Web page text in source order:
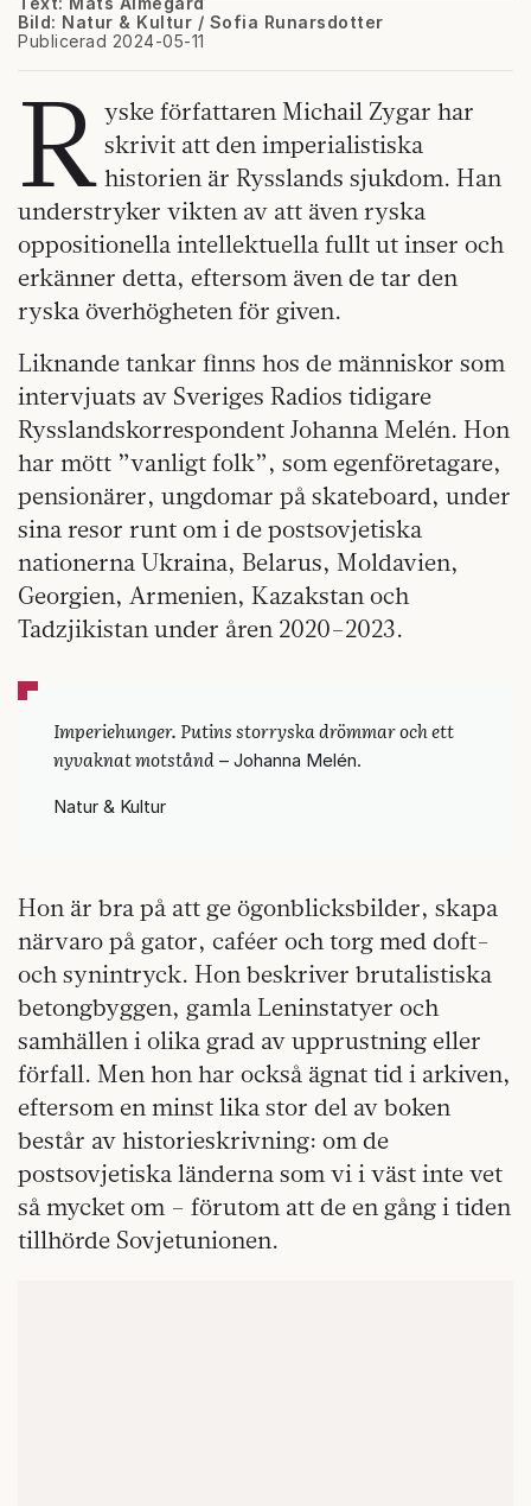
Publicerad 2024-05-11
Bild: Natur & Kultur / Sofia Runarsdotter
R yske författaren Michail Zygar har
skrivit att den imperialistiska
historien är Rysslands sjukdom. Han
understryker vikten av att även ryska
oppositionella intellektuella fullt ut inser och
erkänner detta, eftersom även de tar den
ryska överhögheten för given.
Liknande tankar finns hos de människor som
intervjuats av Sveriges Radios tidigare
Rysslandskorrespondent Johanna Melén. Hon
har mött ”vanligt folk”, som egenföretagare,
pensionärer, ungdomar på skateboard, under
sina resor runt om i de postsovjetiska
nationerna Ukraina, Belarus, Moldavien,
Georgien, Armenien, Kazakstan och
Tadzjikistan under åren 2020–2023.
Imperiehunger. Putins storryska drömmar och ett
nyvaknat motstånd – Johanna Melén.
Natur & Kultur
Hon är bra på att ge ögonblicksbilder, skapa
närvaro på gator, caféer och torg med doft-
och synintryck. Hon beskriver brutalistiska
betongbyggen, gamla Leninstatyer och
samhällen i olika grad av upprustning eller
förfall. Men hon har också ägnat tid i arkiven,
eftersom en minst lika stor del av boken
består av historieskrivning: om de
postsovjetiska länderna som vi i väst inte vet
så mycket om – förutom att de en gång i tiden
tillhörde Sovjetunionen.